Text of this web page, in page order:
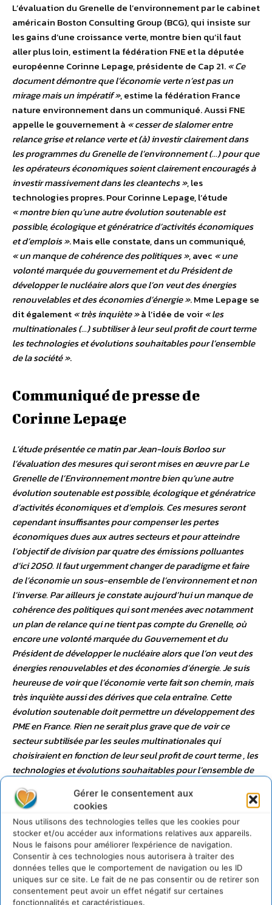
Gérer le consentement aux
cookies
Nous utilisons des technologies telles que les cookies pour
stocker et/ou accéder aux informations relatives aux appareils.
Nous le faisons pour améliorer l’expérience de navigation.
Consentir à ces technologies nous autorisera à traiter des
données telles que le comportement de navigation ou les ID
uniques sur ce site. Le fait de ne pas consentir ou de retirer son
consentement peut avoir un effet négatif sur certaines
fonctionnalités et caractéristiques.
L’évaluation du Grenelle de l’environnement par le cabinet
américain Boston Consulting Group (BCG), qui insiste sur
les gains d’une croissance verte, montre bien qu’il faut
aller plus loin, estiment la fédération FNE et la députée
européenne Corinne Lepage, présidente de Cap 21.« Ce
document démontre que l’économie verte n’est pas un
mirage mais un impératif », estime la fédération France
nature environnement dans un communiqué. Aussi FNE
appelle le gouvernement à « cesser de slalomer entre
relance grise et relance verte et (à) investir clairement dans
les programmes du Grenelle de l’environnement (…) pour que
les opérateurs économiques soient clairement encouragés à
investir massivement dans les cleantechs », les
technologies propres. Pour Corinne Lepage, l’étude
« montre bien qu’une autre évolution soutenable est
possible, écologique et génératrice d’activités économiques
et d’emplois ». Mais elle constate, dans un communiqué,
« un manque de cohérence des politiques », avec « une
volonté marquée du gouvernement et du Président de
développer le nucléaire alors que l’on veut des énergies
renouvelables et des économies d’énergie ». Mme Lepage se
dit également« très inquiète »à l’idée de voir« les
multinationales (…) subtiliser à leur seul profit de court terme
les technologies et évolutions souhaitables pour l’ensemble
de la société ».
Communiqué de presse de
Corinne Lepage
L’étude présentée ce matin par Jean-louis Borloo sur
l’évaluation des mesures qui seront mises en œuvre par Le
Grenelle de l’Environnement montre bien qu’une autre
évolution soutenable est possible, écologique et génératrice
d’activités économiques et d’emplois. Ces mesures seront
cependant insuffisantes pour compenser les pertes
économiques dues aux autres secteurs et pour atteindre
l’objectif de division par quatre des émissions polluantes
d’ici 2050. Il faut urgemment changer de paradigme et faire
de l’économie un sous-ensemble de l’environnement et non
l’inverse. Par ailleurs je constate aujourd’hui un manque de
cohérence des politiques qui sont menées avec notamment
un plan de relance qui ne tient pas compte du Grenelle, où
encore une volonté marquée du Gouvernement et du
Président de développer le nucléaire alors que l’on veut des
énergies renouvelables et des économies d’énergie. Je suis
heureuse de voir que l’économie verte fait son chemin, mais
très inquiète aussi des dérives que cela entraîne. Cette
évolution soutenable doit permettre un développement des
PME en France. Rien ne serait plus grave que de voir ce
secteur subtilisée par les seules multinationales qui
choisiraient en fonction de leur seul profit de court terme , les
technologies et évolutions souhaitables pour l’ensemble de
la société et au rythme qui leur conviendrait. Je demande
donc au Gouvernement de lancer un nouveau plan de
relance cohérent consacré à l’économie verte ainsi que la
réalisation d’un vrai bilan économique, social et sociétal des
différents scénarios énergétiques possibles pour la France.
Corinne Lepage, Député européen, Présidente de
CAP21 et Vice-présidente du Mouvement Démocrate